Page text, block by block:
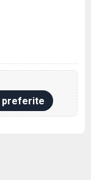
preferite